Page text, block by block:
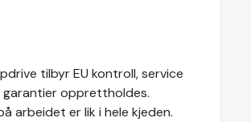
tilbyr EU kontroll, service
opprettholdes.
arbeidet er lik i hele kjeden.